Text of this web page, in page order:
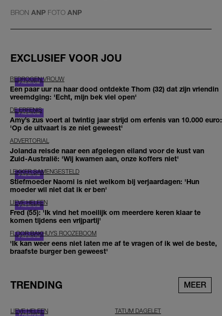
BRON ANP FOTO ANP
EXCLUSIEF VOOR JOU
BEDROGEN VROUW
Een paar uur na haar dood ontdekte Thom (32) dat zijn vriendin
vreemdging: 'Echt, mijn bek viel open'
DE ERFENIS
Amy’s zus voert al twintig jaar strijd om erfenis van 10.000 euro:
'Op de uitvaart is ze niet geweest'
ADVERTORIAL
Jolanda reisde naar een afgelegen eiland voor de kust van
Zuid-Australië: 'Wij kwamen aan, onze koffers niet'
LEKKER SAMENGESTELD
Stiefmoeder Naomi is niet welkom bij verjaardagen: 'Hun
moeder wil niet dat ik er ben'
LIEVE HELEEN
Fred (55): 'Ik vind het moeilijk om meerdere keren klaar te
komen tijdens een vrijpartij'
FLOOR BAKHUYS ROOZEBOOM
'Ik kan weer eens niet laten me af te vragen of ik wel de beste,
braafste burger ben geweest'
TRENDING MEER
LIEVE HELEEN TATUM DAGELET